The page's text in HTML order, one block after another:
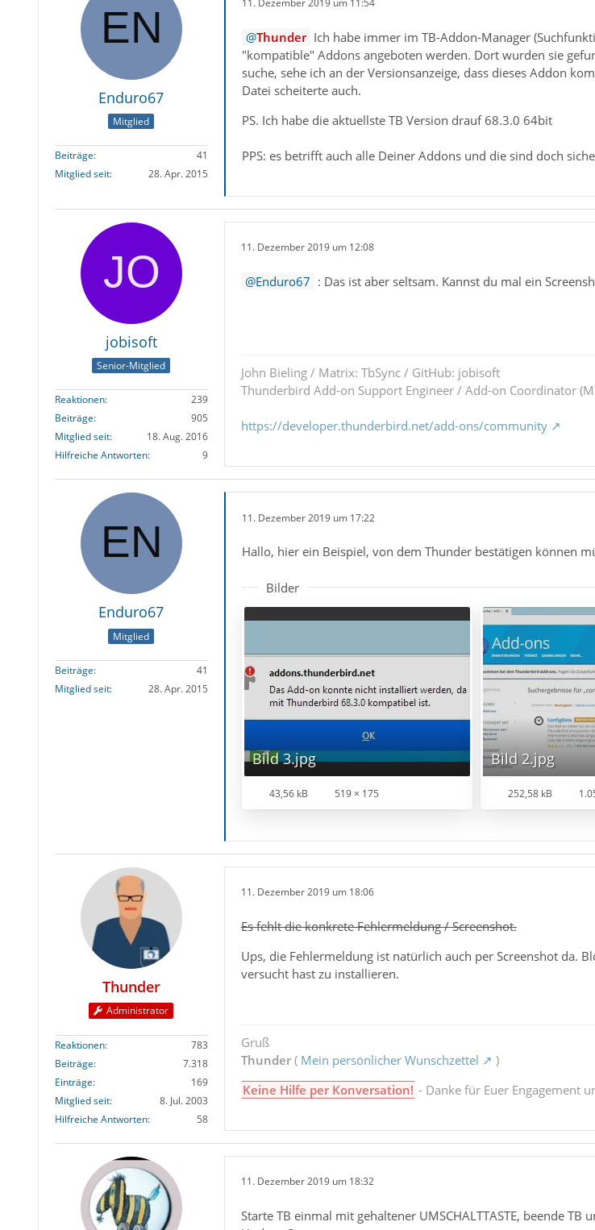
Enduro67
Mitglied
Beiträge
41
Mitglied seit
28. Apr. 2015
11. Dezember 2019 um 11:54
Thunder Ich habe immer im TB-Addon-Manager
"kompatible" Addons angeboten werden. Dort wurden sie
suche, sehe ich an der Versionsanzeige, dass dieses Addon
Datei scheiterte auch.
PS. Ich habe die aktuellste TB Version drauf 68.3.0 64bit
PPS: es betrifft auch alle Deiner Addons und die sind doch
jobisoft
Senior-Mitglied
Reaktionen
239
Beiträge
905
Mitglied seit
18. Aug. 2016
Hilfreiche Antworten
9
11. Dezember 2019 um 12:08
Enduro67 : Das ist aber seltsam. Kannst du mal ein
John Bieling / Matrix: TbSync / GitHub: jobisoft
Thunderbird Add-on Support Engineer / Add-on Coordinator
https://developer.thunderbird.net/add-ons/community
Enduro67
Mitglied
Beiträge
41
Mitglied seit
28. Apr. 2015
11. Dezember 2019 um 17:22
Hallo, hier ein Beispiel, von dem Thunder bestätigen können
Bilder
Bild 3.jpg
43,56 kB 519 × 175
Bild 2.jpg
252,58 kB
Thunder
Administrator
Reaktionen
783
Beiträge
7.318
Einträge
169
Mitglied seit
8. Jul. 2003
Hilfreiche Antworten
58
11. Dezember 2019 um 18:06
Es fehlt die konkrete Fehlermeldung / Screenshot.
Ups, die Fehlermeldung ist natürlich auch per Screenshot da.
versucht hast zu installieren.
Gruß
Thunder( Mein persönlicher Wunschzettel
)
Keine Hilfe per Konversation! - Danke für Euer Engagement
11. Dezember 2019 um 18:32
Starte TB einmal mit gehaltener UMSCHALTTASTE, beende